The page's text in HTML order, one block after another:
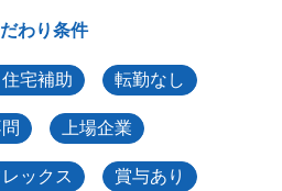
わり条件
宅補助 転勤なし
上場企業
ックス 賞与あり